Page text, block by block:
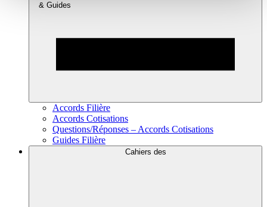
& Guides
Accords Filière
Accords Cotisations
Questions/Réponses – Accords Cotisations
Guides Filière
Cahiers des